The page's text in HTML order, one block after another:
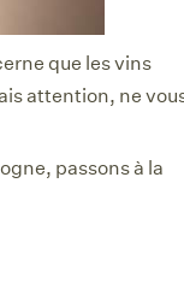
que les vins
attention, ne
passons à la